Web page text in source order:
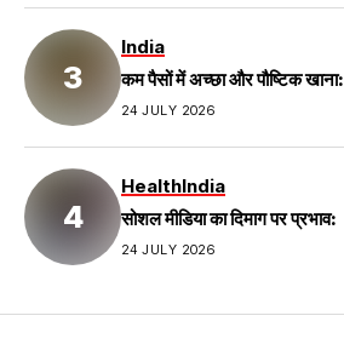
India
कम पैसों में अच्छा और पौष्टिक खाना:
24 JULY 2026
HealthIndia
सोशल मीडिया का दिमाग पर प्रभाव:
24 JULY 2026